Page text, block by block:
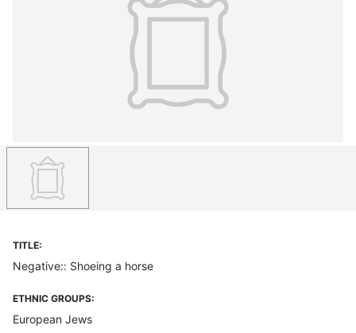
TITLE:
Negative:: Shoeing a horse
ETHNIC GROUPS:
European Jews